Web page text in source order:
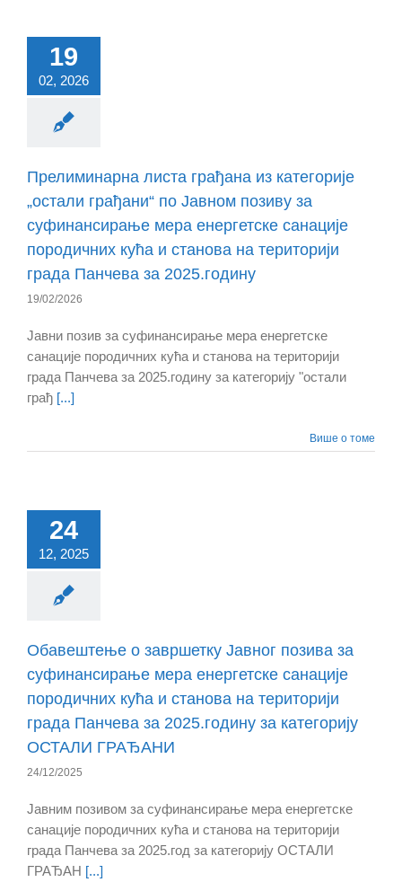
19
02, 2026
Прелиминарна листа грађана из категорије
„остали грађани“ по Јавном позиву за
суфинансирање мера енергетске санације
породичних кућа и станова на територији
града Панчева за 2025.годину
19/02/2026
Јавни позив за суфинансирање мера енергетске
санације породичних кућа и станова на територији
града Панчева за 2025.годину за категорију "остали
грађ [...]
Више о томе
24
12, 2025
Обавештење о завршетку Јавног позива за
суфинансирање мера енергетске санације
породичних кућа и станова на територији
града Панчева за 2025.годину за категорију
ОСТАЛИ ГРАЂАНИ
24/12/2025
Јавним позивом за суфинансирање мера енергетске
санације породичних кућа и станова на територији
града Панчева за 2025.год за категорију ОСТАЛИ
ГРАЂАН [...]